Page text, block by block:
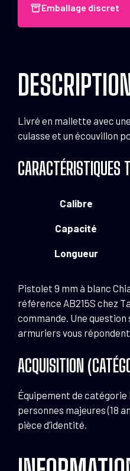
à
Emballage discret
DESCRIPTION
Livré en mallette avec
culasse et un écouvillon
CARACTÉRISTIQUES
Calibre
Capacité
Longueur
Pistolet 9 mm à blanc
référence AB215S chez
commande. Une question
armuriers vous
ACQUISITION
Équipement de catégorie
personnes majeures (18
pièce d’identité.